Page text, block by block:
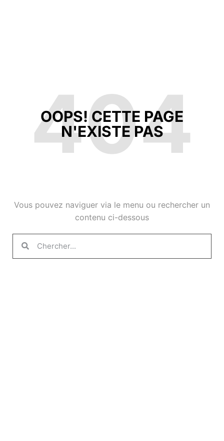
404
OOPS! CETTE PAGE
N'EXISTE PAS
Vous pouvez naviguer via le menu ou rechercher un
contenu ci-dessous